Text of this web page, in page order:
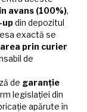
avans (100%),
updin depozitul
exactă se
prin curier
de
de garanție
legislației din
apărute în